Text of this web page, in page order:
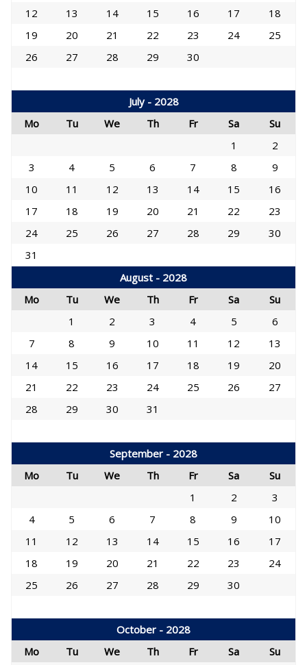
12 13 14 15 16 17
18
19
20 21 22 23 24
25
26
27 28 29 30
July - 2028
Mo
Tu We Th Fr Sa
Su
1
2
3
4 5 6 7 8
9
10
11 12 13 14 15
16
17
18 19 20 21 22
23
24
25 26 27 28 29
30
31
August - 2028
Mo
Tu We Th Fr Sa
Su
1
2 3 4 5
6
7
8 9 10 11 12
13
14
15 16 17 18 19
20
21
22 23 24 25 26
27
28
29 30 31
September - 2028
Mo
Tu We Th Fr Sa
Su
1
2
3
4
5 6 7 8 9
10
11
12 13 14 15 16
17
18
19 20 21 22 23
24
25
26 27 28 29 30
October - 2028
Mo
Tu We Th Fr Sa
Su